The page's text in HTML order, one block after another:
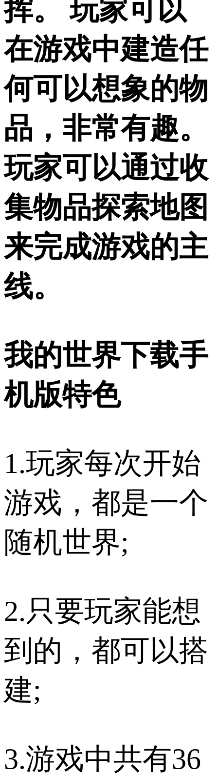
挥。 玩家可以
在游戏中建造任
何可以想象的物
品，非常有趣。
玩家可以通过收
集物品探索地图
来完成游戏的主
线。
我的世界下载手
机版特色
1.玩家每次开始
游戏，都是一个
随机世界;
2.只要玩家能想
到的，都可以搭
建;
3.游戏中共有36